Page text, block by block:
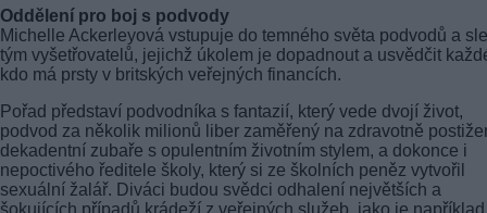
Oddělení pro boj s podvody
Michelle Ackerleyová vstupuje do temného světa podvodů a
tým vyšetřovatelů, jejichž úkolem je dopadnout a usvědčit
kdo má prsty v britských veřejných financích.
Pořad představí podvodníka s fantazií, který vede dvojí život,
podvod za několik milionů liber zaměřený na zdravotně
dekadentní zubaře s opulentním životním stylem, a dokonce i
nepoctivého ředitele školy, který si ze školních peněz vytvořil
sexuální žalář. Diváci budou svědci odhalení největších a
šokujících případů krádeží z veřejných služeb, jako je například